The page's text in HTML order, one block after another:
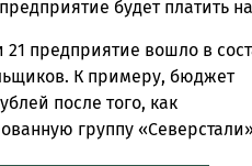
будет платить
предприятие вошло в
К примеру, бюджет
после того, как
группу